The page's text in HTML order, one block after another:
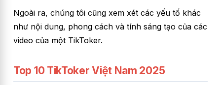
Ngoài ra, chúng tôi cũng xem xét các yếu tố khác
như nội dung, phong cách và tính sáng tạo của các
video của một TikToker.
Top 10 TikToker Việt Nam 2025